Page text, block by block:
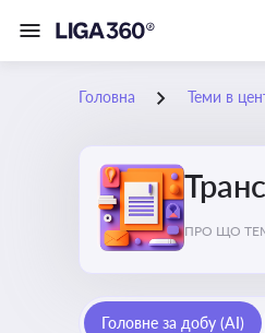
Головна Теми в
ПРО ЩО
Головне за добу (AI)